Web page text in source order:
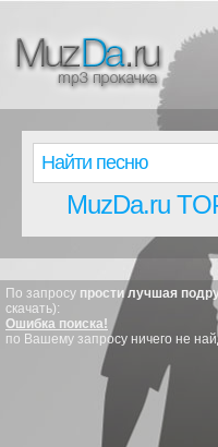
MuzDa.ru
По запросу прости лучшая
скачать):
Ошибка поиска!
по Вашему запросу ничего не